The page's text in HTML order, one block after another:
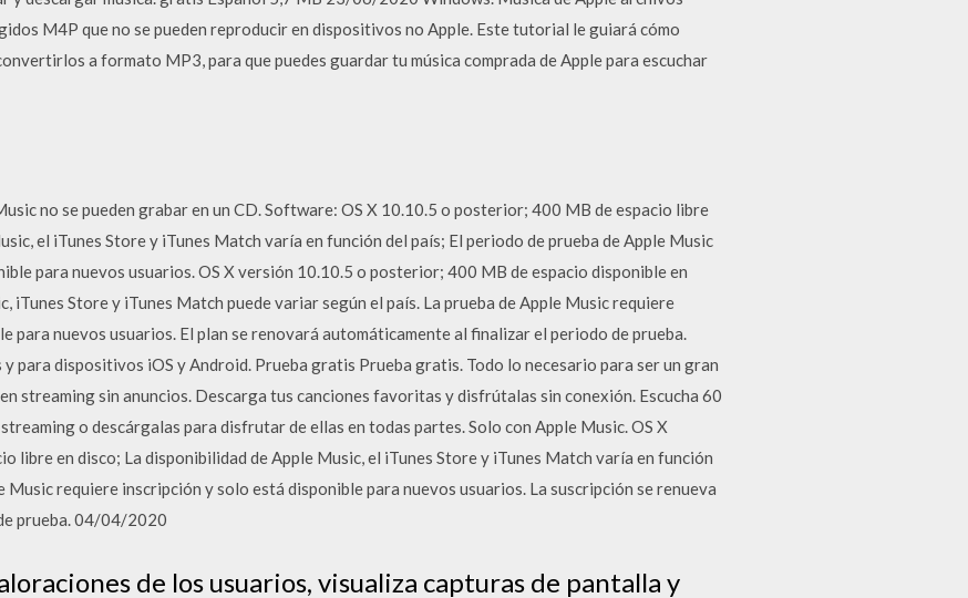
M4P que no se pueden reproducir en dispositivos no Apple. Este tutorial le guiará cómo
a formato MP3, para que puedes guardar tu música comprada de Apple para escuchar
no se pueden grabar en un CD. Software: OS X 10.10.5 o posterior; 400 MB de espacio libre
el iTunes Store y iTunes Match varía en función del país; El periodo de prueba de Apple Music
para nuevos usuarios. OS X versión 10.10.5 o posterior; 400 MB de espacio disponible en
iTunes Store y iTunes Match puede variar según el país. La prueba de Apple Music requiere
para nuevos usuarios. El plan se renovará automáticamente al finalizar el periodo de prueba.
para dispositivos iOS y Android. Prueba gratis Prueba gratis. Todo lo necesario para ser un gran
streaming sin anuncios. Descarga tus canciones favoritas y disfrútalas sin conexión. Escucha 60
o descárgalas para disfrutar de ellas en todas partes. Solo con Apple Music. OS X
libre en disco; La disponibilidad de Apple Music, el iTunes Store y iTunes Match varía en función
Music requiere inscripción y solo está disponible para nuevos usuarios. La suscripción se renueva
prueba. 04/04/2020
de los usuarios, visualiza capturas de pantalla y